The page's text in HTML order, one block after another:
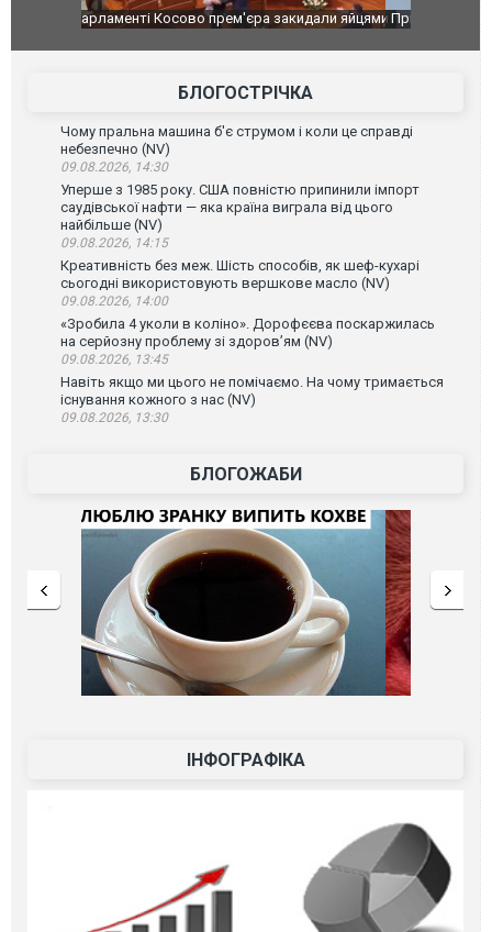
яйцямиПриїхав за паспортом та квартирою": у полон
зіркового футболіста Мохамеда Салаха
Одесу
ураганним
БЛОГОСТРІЧКА
Чому пральна машина б'є струмом і коли це справді
небезпечно (NV)
09.08.2026, 14:30
Уперше з 1985 року. США повністю припинили імпорт
саудівської нафти — яка країна виграла від цього
найбільше (NV)
09.08.2026, 14:15
Креативність без меж. Шість способів, як шеф-кухарі
сьогодні використовують вершкове масло (NV)
09.08.2026, 14:00
«Зробила 4 уколи в коліно». Дорофєєва поскаржилась
на серйозну проблему зі здоров’ям (NV)
09.08.2026, 13:45
Навіть якщо ми цього не помічаємо. На чому тримається
існування кожного з нас (NV)
09.08.2026, 13:30
БЛОГОЖАБИ
ІНФОГРАФІКА